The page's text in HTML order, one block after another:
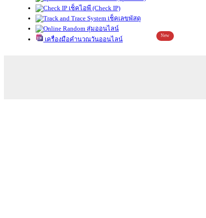
เช็คไอพี (Check IP)
เช็คเลขพัสดุ
สุ่มออนไลน์
เครื่องมือคำนวณวันออนไลน์
New